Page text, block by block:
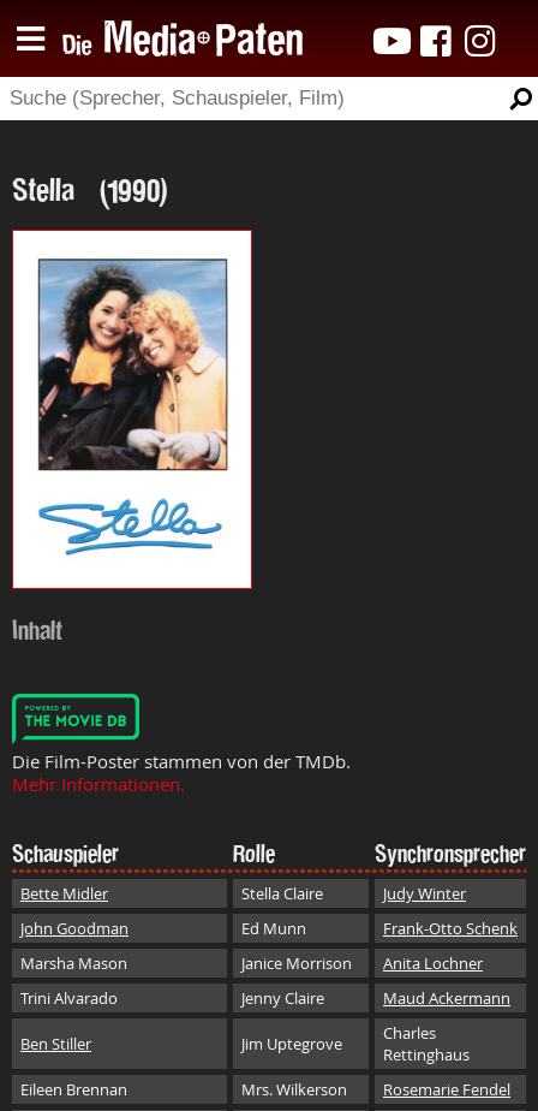
Stella (1990)
Inhalt
Die Film-Poster stammen von der TMDb.
Mehr Informationen.
Schauspieler Rolle Synchronsprecher
Bette Midler Stella Claire
Judy Winter
John Goodman
Ed Munn
Frank-Otto Schenk
Marsha Mason
Janice Morrison
Anita Lochner
Trini Alvarado
Jenny Claire Maud Ackermann
Ben Stiller Jim Uptegrove
Charles
Rettinghaus
Eileen Brennan
Mrs. Wilkerson
Rosemarie Fendel